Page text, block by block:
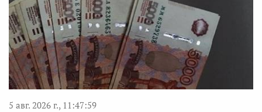
5 авг. 2026 г., 11:47:59